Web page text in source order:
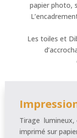
papier photo,
Les toiles et
Tirage
imprimé sur